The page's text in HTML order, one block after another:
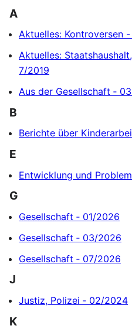
A
Aktuelles: Kontroversen
Aktuelles:
7/2019
Aus der Gesellschaft ‐
B
Berichte über
E
Entwicklung und
G
Gesellschaft ‐ 01/2026
Gesellschaft ‐ 03/2026
Gesellschaft ‐ 07/2026
J
Justiz, Polizei ‐ 02/2024
K